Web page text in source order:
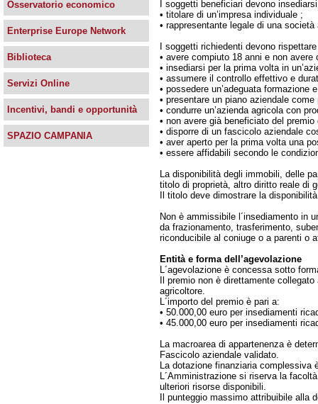
I soggetti beneficiari devono
• titolare di un’impresa individuale ;
• rappresentante legale di una
I soggetti richiedenti devono
• avere compiuto 18 anni e non
• insediarsi per la prima volta in
• assumere il controllo effettivo e
• possedere un’adeguata formazione
• presentare un piano aziendale
• condurre un’azienda agricola con
• non avere già beneficiato del
• disporre di un fascicolo aziendale
• aver aperto per la prima volta una
• essere affidabili secondo le
La disponibilità degli immobili, delle
titolo di proprietà, altro diritto reale di
Il titolo deve dimostrare la
Non è ammissibile l´insediamento in
da frazionamento, trasferimento,
riconducibile al coniuge o a parenti o
Entità e forma dell’agevolazione
L´agevolazione è concessa sotto
Il premio non è direttamente
agricoltore.
L´importo del premio è pari a:
• 50.000,00 euro per insediamenti
• 45.000,00 euro per insediamenti
La macroarea di appartenenza è
Fascicolo aziendale validato.
La dotazione finanziaria complessiva
L´Amministrazione si riserva la
ulteriori risorse disponibili.
Il punteggio massimo attribuibile alla
Osservatorio economico
Enterprise Europe Network
Biblioteca
Servizi Online
Incentivi, bandi e opportunità
SPAZIO CAMPANIA